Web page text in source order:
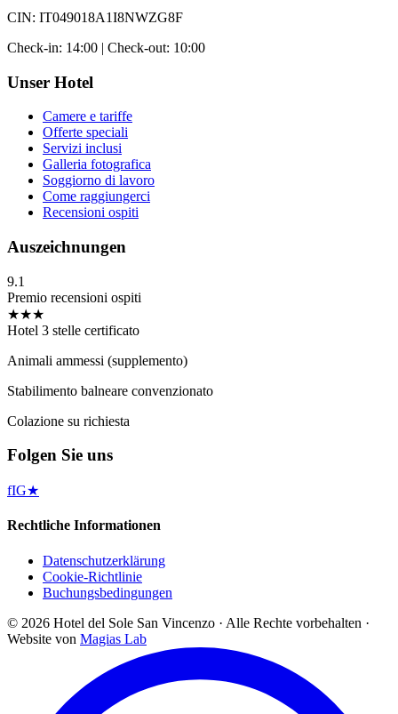
CIN: IT049018A1I8NWZG8F
Check-in: 14:00 | Check-out: 10:00
Unser Hotel
Camere e tariffe
Offerte speciali
Servizi inclusi
Galleria fotografica
Soggiorno di lavoro
Come raggiungerci
Recensioni ospiti
Auszeichnungen
9.1
Premio recensioni ospiti
★★★
Hotel 3 stelle certificato
Animali ammessi (supplemento)
Stabilimento balneare convenzionato
Colazione su richiesta
Folgen Sie uns
fIG★
Rechtliche Informationen
Datenschutzerklärung
Cookie-Richtlinie
Buchungsbedingungen
© 2026 Hotel del Sole San Vincenzo · Alle Rechte vorbehalten ·
Website von Magias Lab